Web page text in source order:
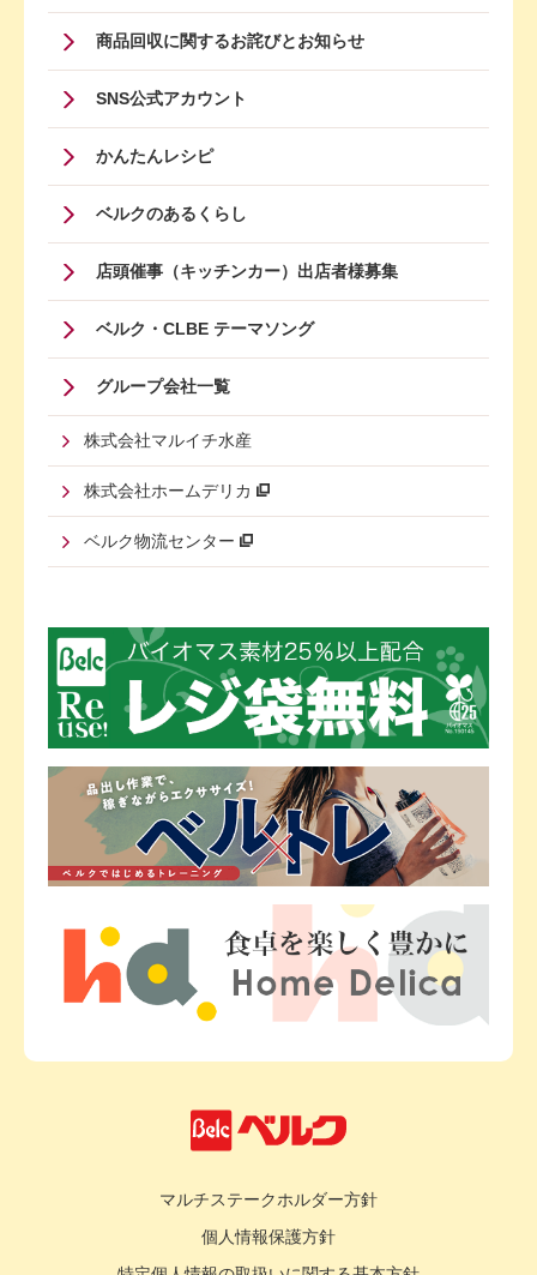
商品回収に関するお詫びとお知らせ
SNS公式アカウント
かんたんレシピ
ベルクのあるくらし
店頭催事（キッチンカー）出店者様募集
ベルク・CLBE テーマソング
グループ会社一覧
株式会社マルイチ水産
株式会社ホームデリカ
ベルク物流センター
マルチステークホルダー方針
個人情報保護方針